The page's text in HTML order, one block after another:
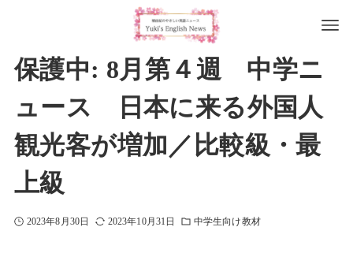
保護中: 8月第４週 中学ニ
ュース 日本に来る外国人
観光客が増加／比較級・最
上級
2023年8月30日 2023年10月31日 中学生向け教材